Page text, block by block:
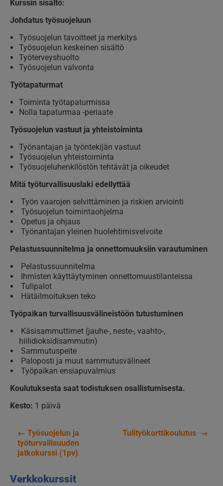
Verkkokurssit
Kurssin sisältö:
Johdatus työsuojeluun
Työsuojelun tavoitteet ja merkitys
Työsuojelun keskeinen sisältö
Työterveyshuolto
Työsuojelun valvonta
Työtapaturmat
Toiminta työtapaturmissa
Nolla tapaturmaa -periaate
Työsuojelun vastuut ja yhteistoiminta
Työnantajan ja työntekijän vastuut
Työsuojelun yhteistoiminta
Työsuojeluhenkilöstön tehtävät ja oikeudet
Mitä työturvallisuuslaki edellyttää
Työn vaarojen selvittäminen ja riskien arviointi
Työsuojelun toimintaohjelma
Opetus ja ohjaus
Työnantajan yleinen huolehtimisvelvoite
Pelastussuunnitelma ja onnettomuuksiin varautuminen
Pelastussuunnitelma
Ihmisten käyttäytyminen onnettomuustilanteissa
Tulipalot
Hätäilmoituksen teko
Työpaikan turvallisuusvälineistöön tutustuminen
Käsisammuttimet (jauhe-, neste-, vaahto-,
hiilidioksidisammutin)
Sammutuspeite
Paloposti ja muut sammutusvälineet
Työpaikan ensiapuvalmius
Koulutuksesta saat todistuksen osallistumisesta.
Kesto: 1 päivä
Artikkelien
← Työsuojelun ja
työturvallisuuden
jatkokurssi (1pv)
Tulityökorttikoulutus →